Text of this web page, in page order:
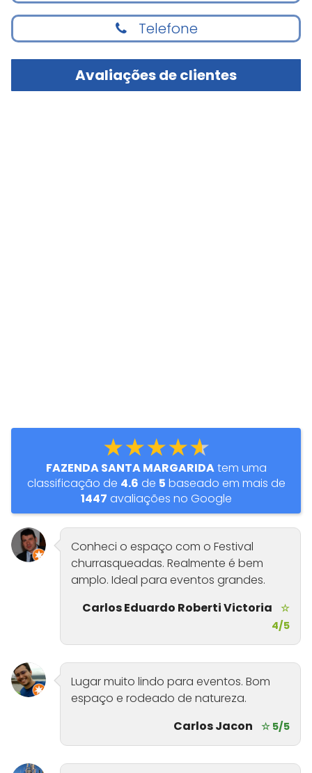
Telefone
Avaliações de clientes
★★★★★
FAZENDA SANTA MARGARIDAtem uma
classificação de 4.6 de 5 baseado em mais de
1447 avaliações no Google
Conheci o espaço com o Festival
churrasqueadas. Realmente é bem
amplo. Ideal para eventos grandes.
Carlos Eduardo Roberti Victoria
☆
4/5
Lugar muito lindo para eventos. Bom
espaço e rodeado de natureza.
Carlos Jacon
☆ 5/5